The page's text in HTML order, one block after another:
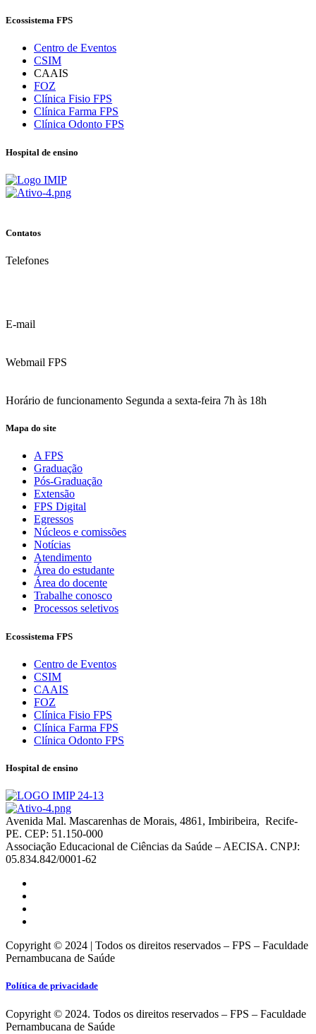
Ecossistema FPS
Centro de Eventos
CSIM
CAAIS
FOZ
Clínica Fisio FPS
Clínica Farma FPS
Clínica Odonto FPS
Hospital de ensino
Contatos
Telefones
E-mail
Webmail FPS
Horário de funcionamento Segunda a sexta-feira 7h às 18h
Mapa do site
A FPS
Graduação
Pós-Graduação
Extensão
FPS Digital
Egressos
Núcleos e comissões
Notícias
Atendimento
Área do estudante
Área do docente
Trabalhe conosco
Processos seletivos
Ecossistema FPS
Centro de Eventos
CSIM
CAAIS
FOZ
Clínica Fisio FPS
Clínica Farma FPS
Clínica Odonto FPS
Hospital de ensino
Avenida Mal. Mascarenhas de Morais, 4861, Imbiribeira, Recife-
PE. CEP: 51.150-000
Associação Educacional de Ciências da Saúde – AECISA. CNPJ:
05.834.842/0001-62
Copyright © 2024 | Todos os direitos reservados – FPS – Faculdade
Pernambucana de Saúde
Política de privacidade
Copyright © 2024. Todos os direitos reservados – FPS – Faculdade
Pernambucana de Saúde